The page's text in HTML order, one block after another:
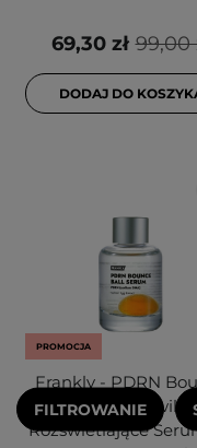
99,00
69,30 zł
DODAJ DO
PROMOCJA
Frankly - PDRN
Ball Serum -
Rozświetlające
FILTROWANIE